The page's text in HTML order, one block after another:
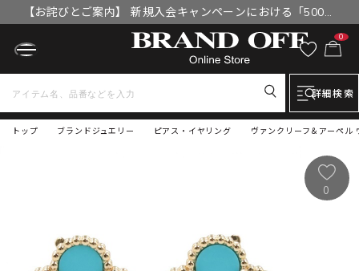
【お詫びとご案内】 新規入会キャンペーンにおける「500円
OFFクーポン」付与漏れと補填について
0
詳細検索
トップ ヴァンクリーフ＆アーペ
ブランドジュエリー ピアス・イヤリング
0